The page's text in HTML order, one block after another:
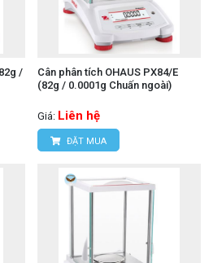
/
Cân phân tích OHAUS PX84/E
(82g / 0.0001g Chuấn ngoài)
Giá: Liên hệ
ĐẶT MUA